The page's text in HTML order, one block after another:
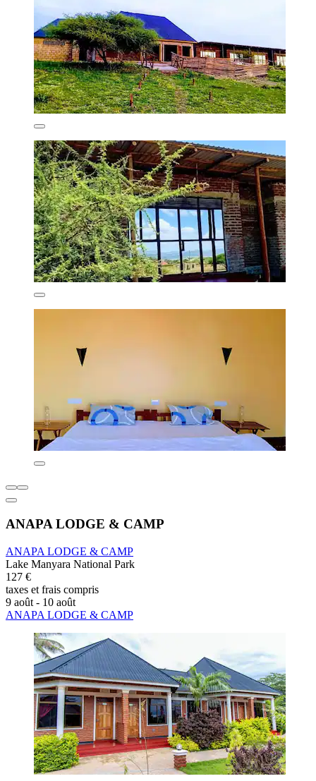
ANAPA LODGE & CAMP
ANAPA LODGE & CAMP
Lake Manyara National Park
127 €
taxes et frais compris
9 août - 10 août
ANAPA LODGE & CAMP